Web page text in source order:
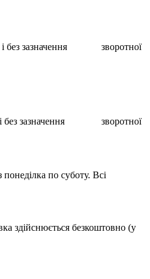
і без зазначення зворотної
і без зазначення зворотної
по суботу. Всі
здійснюється безкоштовно (у